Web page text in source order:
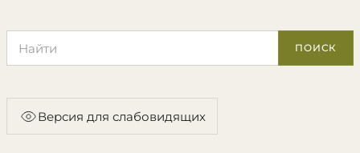
ПОИСК
Версия для слабовидящих